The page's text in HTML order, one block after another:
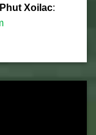
Xoilac: